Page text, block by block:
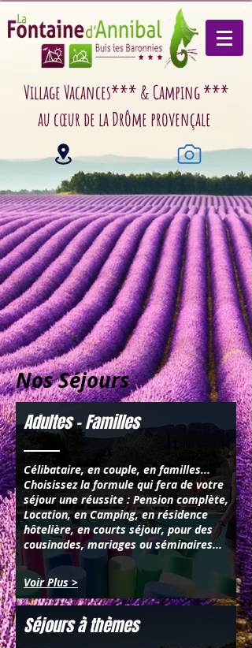
Village Vacances*** & Camping ***
au cœur de la Drôme provençale
Nos Séjours
Adultes - Familles
​Célibataire, en couple, en familles...
Choisissez la formule qui fera de votre
séjour une réussite : Pension complète,
Location, enCamping, enrésidence
hôtelière,en courts séjour, pour des
cousinades, mariages ou séminaires...
Voir Plus >
Séjours à thèmes